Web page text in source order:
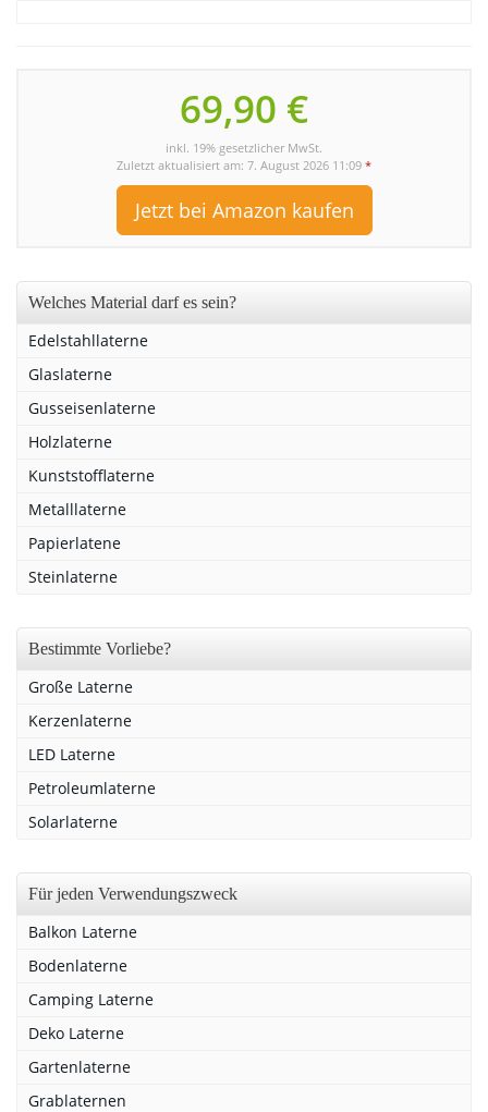
69,90 €
inkl. 19% gesetzlicher MwSt.
Zuletzt aktualisiert am: 7. August 2026 11:09 *
Jetzt bei Amazon kaufen
Welches Material darf es sein?
Edelstahllaterne
Glaslaterne
Gusseisenlaterne
Holzlaterne
Kunststofflaterne
Metalllaterne
Papierlatene
Steinlaterne
Bestimmte Vorliebe?
Große Laterne
Kerzenlaterne
LED Laterne
Petroleumlaterne
Solarlaterne
Für jeden Verwendungszweck
Balkon Laterne
Bodenlaterne
Camping Laterne
Deko Laterne
Gartenlaterne
Grablaternen